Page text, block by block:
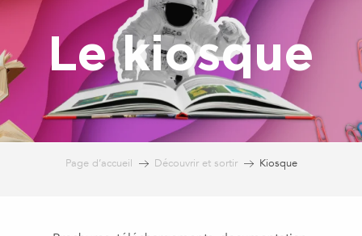
Le kiosque
Page d’accueil Découvrir et sortir Kiosque